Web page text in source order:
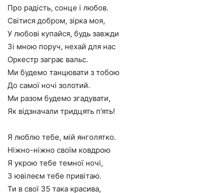
Про радість, сонце і любов.
Світися добром, зірка моя,
У любові купайся, будь завжди
Зі мною поруч, нехай для нас
Оркестр заграє вальс.
Ми будемо танцювати з тобою
До самої ночі золотий.
Ми разом будемо згадувати,
Як відзначали тридцять п’ять!
Я люблю тебе, мій янголятко.
Ніжно-ніжно своїм ковдрою
Я укрою тебе темної ночі,
З ювілеєм тебе привітаю.
Ти в свої 35 така красива,